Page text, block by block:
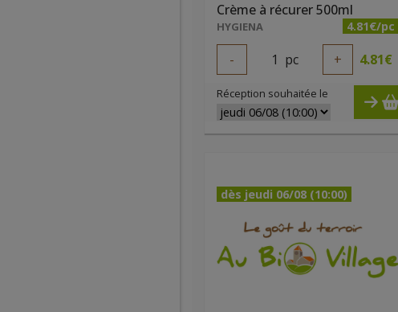
Crème à récurer 500ml
HYGIENA 4.81€/pc
- 1 pc + 4.81€
Réception souhaitée le
dès jeudi 06/08 (10:00)